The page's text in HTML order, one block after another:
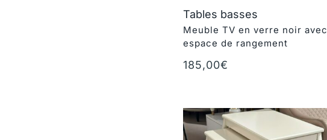
Tables basses
Meuble TV en verre noir avec
espace de rangement
185,00€